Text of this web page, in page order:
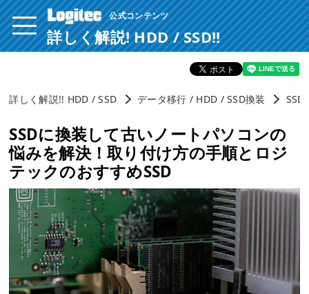
公式コンテンツ
詳しく解説! HDD / SSD!!
詳しく解説!! HDD / SSD データ移行 / HDD / SSD換装 SSD
SSDに換装して古いノートパソコンの
悩みを解決！取り付け方の手順とロジ
テックのおすすめSSD